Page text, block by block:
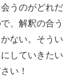
うのがどれだ
、解釈の合う
ない。そうい
していきたい
い！